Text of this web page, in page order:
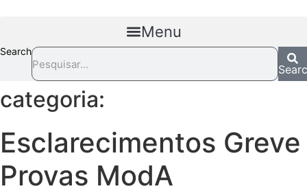
conteúdo
Menu
Search
categoria:
Esclarecimentos Greve
Provas ModA